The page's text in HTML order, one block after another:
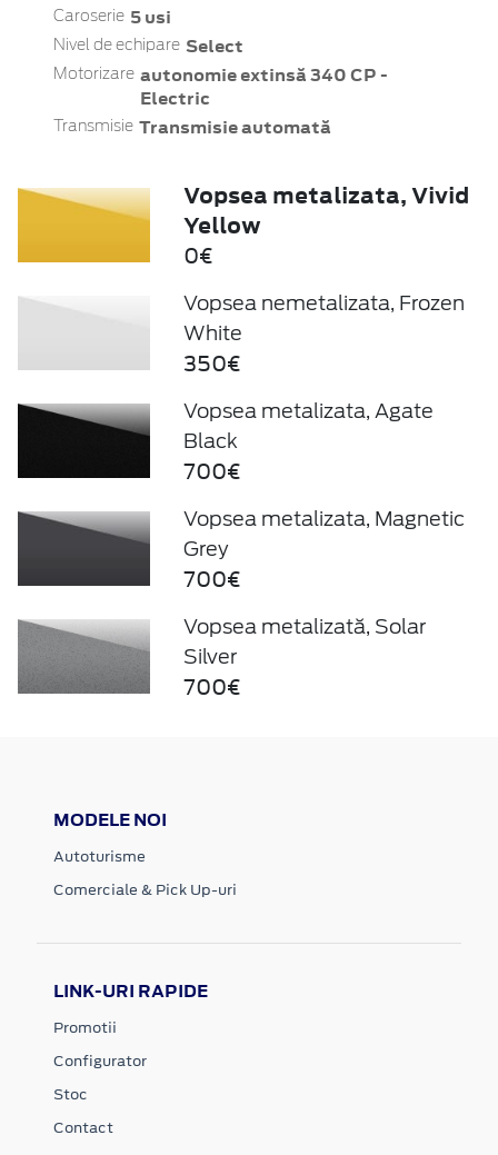
Caroserie 5 usi
Nivel de echipare Select
Motorizare autonomie extinsă 340 CP -
Electric
Transmisie Transmisie automată
Vopsea metalizata, Vivid
Yellow
0€
Vopsea nemetalizata, Frozen
White
350€
Vopsea metalizata, Agate
Black
700€
Vopsea metalizata, Magnetic
Grey
700€
Vopsea metalizată, Solar
Silver
700€
MODELE NOI
Autoturisme
Comerciale & Pick Up-uri
LINK-URI RAPIDE
Promotii
Configurator
Stoc
Contact